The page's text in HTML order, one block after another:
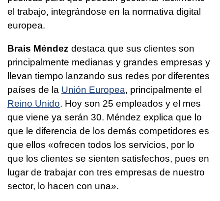
el trabajo, integrándose en la normativa digital
europea.
Brais Méndez destaca que sus clientes son
principalmente medianas y grandes empresas y
llevan tiempo lanzando sus redes por diferentes
países de la Unión Europea, principalmente el
Reino Unido. Hoy son 25 empleados y el mes
que viene ya serán 30. Méndez explica que lo
que le diferencia de los demás competidores es
que ellos «ofrecen todos los servicios, por lo
que los clientes se sienten satisfechos, pues en
lugar de trabajar con tres empresas de nuestro
sector, lo hacen con una».